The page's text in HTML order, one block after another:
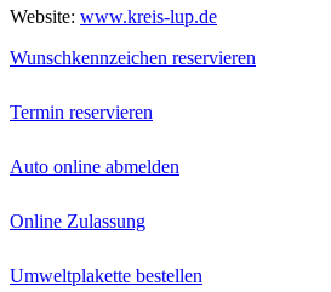
Website: www.kreis-lup.de
Wunschkennzeichen reservieren
Termin reservieren
Auto online abmelden
Online Zulassung
Umweltplakette bestellen